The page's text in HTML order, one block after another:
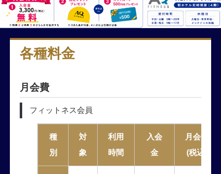
各種料金
月会費
フィットネス会員
種
別
対
象
利用
時間
入会
金
月会費
(税込)